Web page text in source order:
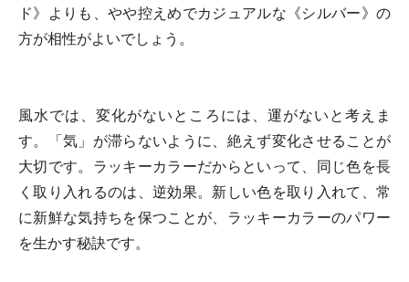
ド》よりも、やや控えめでカジュアルな《シルバー》の
方が相性がよいでしょう。
風水では、変化がないところには、運がないと考えま
す。「気」が滞らないように、絶えず変化させることが
大切です。ラッキーカラーだからといって、同じ色を長
く取り入れるのは、逆効果。新しい色を取り入れて、常
に新鮮な気持ちを保つことが、ラッキーカラーのパワー
を生かす秘訣です。